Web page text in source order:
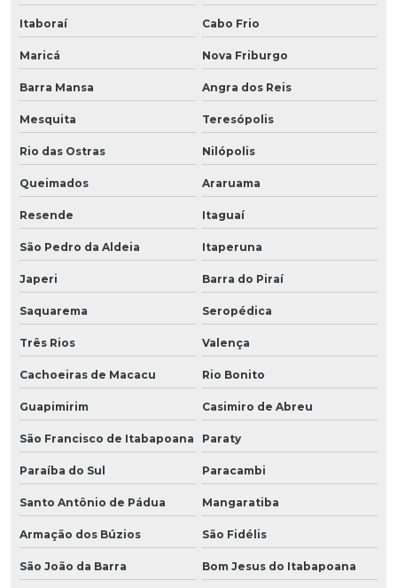
Itaboraí Cabo Frio
Maricá Nova Friburgo
Barra Mansa Angra dos Reis
Mesquita Teresópolis
Rio das Ostras Nilópolis
Queimados Araruama
Resende Itaguaí
São Pedro da Aldeia Itaperuna
Japeri Barra do Piraí
Saquarema Seropédica
Três Rios Valença
Cachoeiras de Macacu Rio Bonito
Guapimirim Casimiro de Abreu
São Francisco de Itabapoana Paraty
Paraíba do Sul Paracambi
Santo Antônio de Pádua Mangaratiba
Armação dos Búzios São Fidélis
São João da Barra Bom Jesus do Itabapoana